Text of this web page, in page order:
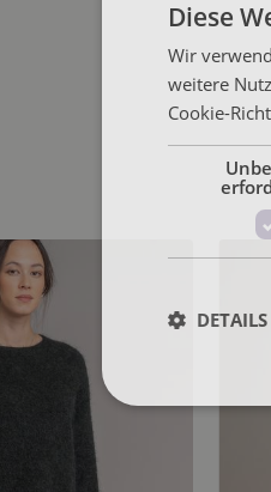
Diese
Wir
weitere
Cookie-